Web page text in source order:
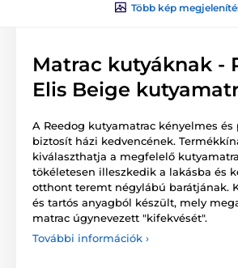
Több kép
Matrac kutyáknak -
Elis Beige
A Reedog kutyamatrac kényelmes
biztosít házi kedvencének.
kiválaszthatja a megfelelő
tökéletesen illeszkedik a lakásba és
otthont teremt négylábú barátjának.
és tartós anyagból készült, mely
matrac úgynevezett "kifekvését".
További információk ›